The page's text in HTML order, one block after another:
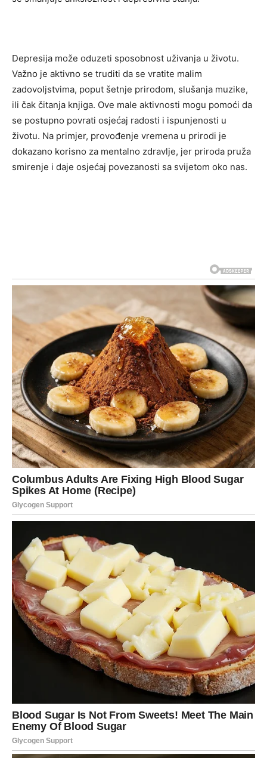
Depresija može oduzeti sposobnost uživanja u životu.
Važno je aktivno se truditi da se vratite malim
zadovoljstvima, poput šetnje prirodom, slušanja muzike,
ili čak čitanja knjiga. Ove male aktivnosti mogu pomoći da
se postupno povrati osjećaj radosti i ispunjenosti u
životu. Na primjer, provođenje vremena u prirodi je
dokazano korisno za mentalno zdravlje, jer priroda pruža
smirenje i daje osjećaj povezanosti sa svijetom oko nas.